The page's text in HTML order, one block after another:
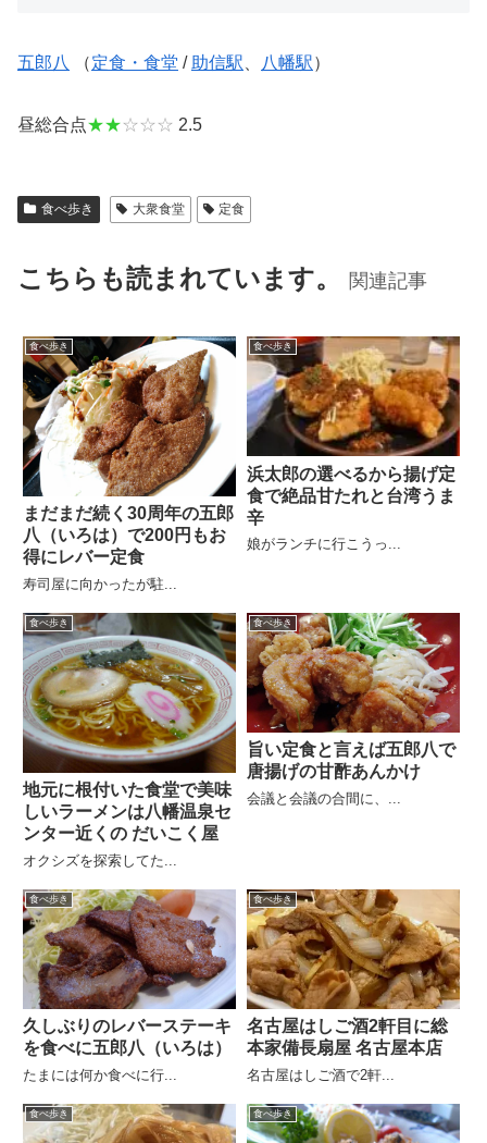
五郎八 （定食・食堂 / 助信駅、 八幡駅）
昼総合点★★☆☆☆ 2.5
食べ歩き 大衆食堂 定食
こちらも読まれています。 関連記事
食べ歩き
まだまだ続く30周年の五郎
八（いろは）で200円もお
得にレバー定食
寿司屋に向かったが駐...
食べ歩き
浜太郎の選べるから揚げ定
食で絶品甘たれと台湾うま
辛
娘がランチに行こうっ...
食べ歩き
地元に根付いた食堂で美味
しいラーメンは八幡温泉セ
ンター近くの だいこく屋
オクシズを探索してた...
食べ歩き
旨い定食と言えば五郎八で
唐揚げの甘酢あんかけ
会議と会議の合間に、...
食べ歩き
久しぶりのレバーステーキ
を食べに五郎八（いろは）
たまには何か食べに行...
食べ歩き
名古屋はしご酒2軒目に総
本家備長扇屋 名古屋本店
名古屋はしご酒で2軒...
食べ歩き 食べ歩き